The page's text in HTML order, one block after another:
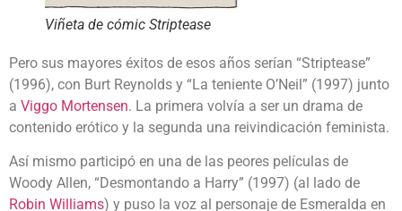
Viñeta de cómic Striptease
Pero sus mayores éxitos de esos años serían “Striptease”
(1996), con Burt Reynolds y “La teniente O’Neil” (1997) junto
a Viggo Mortensen. La primera volvía a ser un drama de
contenido erótico y la segunda una reivindicación feminista.
Así mismo participó en una de las peores películas de
Woody Allen, “Desmontando a Harry” (1997) (al lado de
Robin Williams) y puso la voz al personaje de Esmeralda en